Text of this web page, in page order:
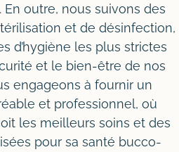
outre, nous suivons des
et de désinfection,
d’hygiène les plus strictes
et le bien-être de nos
engageons à fournir un
et professionnel, où
les meilleurs soins et des
pour sa santé bucco-